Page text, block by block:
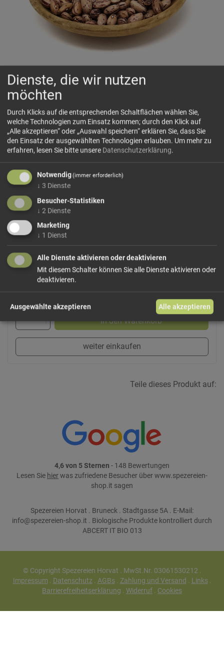
Bohnen Borlotto Lamon
Groß, marmoriert und cremig-nussig
🗺 Herkunft
Borlotto Lamon ist eine besonders geschätzte Borlotto-
rund umLamon in Venetien. Typisch sind die großen,
hellen Bohnen mit rotbrauner Marmorierung und ihr feiner,
mehr Infos +
Dieses Produkt führen wir lose.
In den Warenkorb
weiter einkaufen
Teile dieses Produkt auf:
4,6 von 5 Sternen - 148 Bewertungen
Lesen Sie hierwas zufriedene Besucher über www.spezereien-
shop.it sagen
Spezereien Horvat . Bruneck . Stadtgasse 5A . E-Mail:
info@spezereien-shop.it . Biologische Produkte kontrolliert durch
ABCERT IT BIO 013
© Copyright Spezereien Horvat . MwSt.Nr. 03061530212 .
Impressum. Datenschutz. AGBs. Zahlung und Versand . Links.
Barrierefreiheitserklärung . Widerruf . Cookies
Dienste, die wir nutzen
möchten
Durch Klicks auf die entsprechenden Schaltflächen wählen Sie,
welche Technologien zum Einsatz kommen; durch den Klick auf
„Alle akzeptieren“ oder „Auswahl speichern“ erklären Sie, dass Sie
den Einsatz der ausgewählten Technologien erlauben. Um mehr zu
erfahren, lesen Sie bitte unsere Datenschutzerklärung.
Notwendig(immer erforderlich)
↓ 3 Dienste
Besucher-Statistiken
↓ 2 Dienste
Marketing
↓ 1 Dienst
Alle Dienste aktivieren oder deaktivieren
Mit diesem Schalter können Sie alle Dienste aktivieren oder
deaktivieren.
Ausgewählte akzeptieren Alle akzeptieren